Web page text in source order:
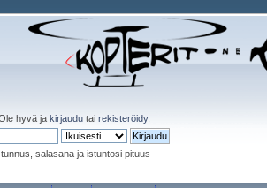
Ole hyvä jakirjaudu tairekisteröidy.
salasana ja istuntosi pituus